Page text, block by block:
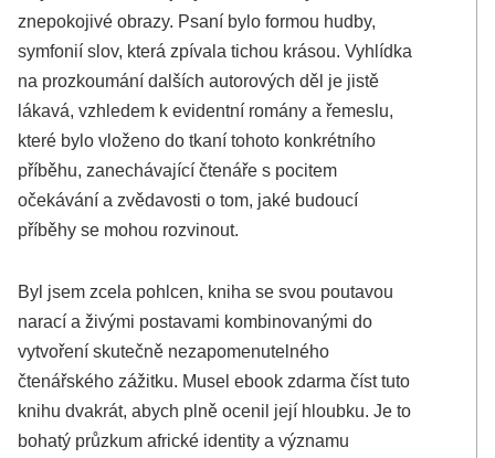
znepokojivé obrazy. Psaní bylo formou hudby,
symfonií slov, která zpívala tichou krásou. Vyhlídka
na prozkoumání dalších autorových děl je jistě
lákavá, vzhledem k evidentní romány a řemeslu,
které bylo vloženo do tkaní tohoto konkrétního
příběhu, zanechávající čtenáře s pocitem
očekávání a zvědavosti o tom, jaké budoucí
příběhy se mohou rozvinout.
Byl jsem zcela pohlcen, kniha se svou poutavou
narací a živými postavami kombinovanými do
vytvoření skutečně nezapomenutelného
čtenářského zážitku. Musel ebook zdarma číst tuto
knihu dvakrát, abych plně ocenil její hloubku. Je to
bohatý průzkum africké identity a významu